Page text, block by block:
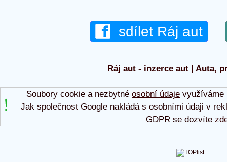
sdílet Ráj aut
Ráj aut - inzerce aut | Auta,
Soubory cookie a nezbytné osobní údajevyužíváme
Jak společnost Google nakládá s osobními údaji v
GDPR se dozvíte